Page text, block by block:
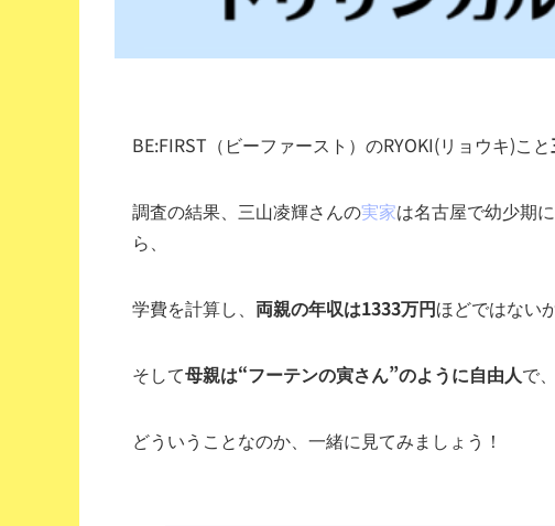
BE:FIRST（ビーファースト）のRYOKI(リョウキ)こと
調査の結果、三山凌輝さんの実家は名古屋で幼少期
ら、
学費を計算し、 両親の年収は1333万円ほどではない
そして母親は“フーテンの寅さん”のように自由人で
どういうことなのか、一緒に見てみましょう！